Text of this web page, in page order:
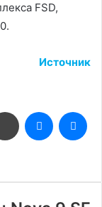
FSD,
Источник
Одноклассники
Messenger